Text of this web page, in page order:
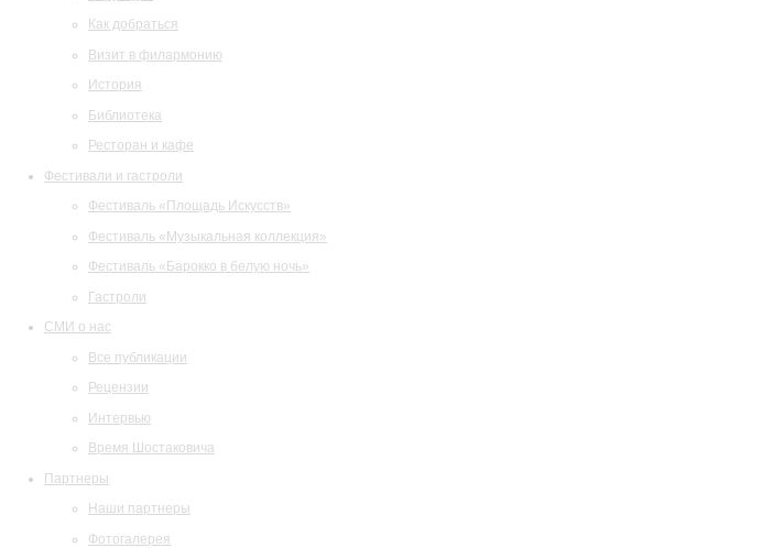
Как добраться
Визит в филармонию
История
Библиотека
Ресторан и кафе
Фестивали и гастроли
Фестиваль «Площадь Искусств»
Фестиваль «Музыкальная коллекция»
Фестиваль «Барокко в белую ночь»
Гастроли
СМИ о нас
Все публикации
Рецензии
Интервью
Время Шостаковича
Партнеры
Наши партнеры
Фотогалерея